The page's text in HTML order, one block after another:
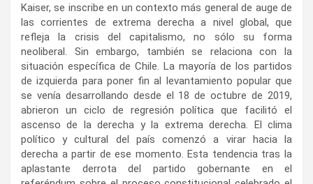
Kaiser, se inscribe en un contexto más general de auge de
las corrientes de extrema derecha a nivel global, que
refleja la crisis del capitalismo, no sólo su forma
neoliberal. Sin embargo, también se relaciona con la
situación específica de Chile. La mayoría de los partidos
de izquierda para poner fin al levantamiento popular que
se venía desarrollando desde el 18 de octubre de 2019,
abrieron un ciclo de regresión política que facilitó el
ascenso de la derecha y la extrema derecha. El clima
político y cultural del país comenzó a virar hacia la
derecha a partir de ese momento. Esta tendencia tras la
aplastante derrota del partido gobernante en el